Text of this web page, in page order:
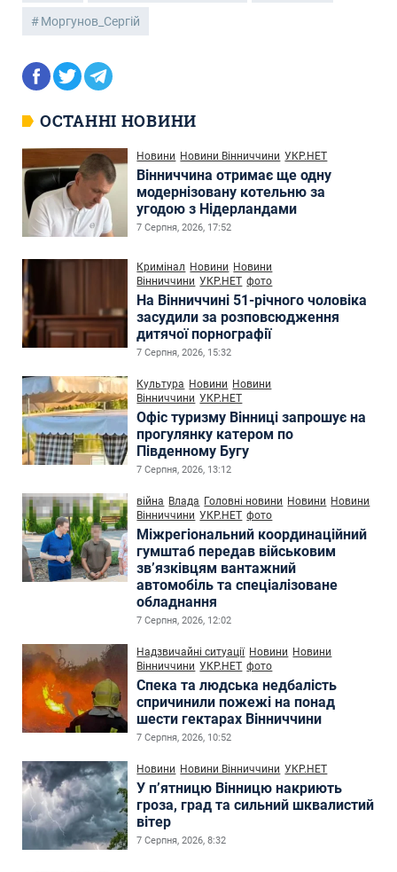
Моргунов_Сергій
ОСТАННІ НОВИНИ
Новини Новини Вінниччини УКР.НЕТ
Вінниччина отримає ще одну
модернізовану котельню за
угодою з Нідерландами
7 Серпня, 2026, 17:52
Кримінал Новини Новини
Вінниччини УКР.НЕТ фото
На Вінниччині 51-річного чоловіка
засудили за розповсюдження
дитячої порнографії
7 Серпня, 2026, 15:32
Культура Новини Новини
Вінниччини УКР.НЕТ
Офіс туризму Вінниці запрошує на
прогулянку катером по
Південному Бугу
7 Серпня, 2026, 13:12
війна Влада Головні новини Новини Новини
Вінниччини УКР.НЕТ фото
Міжрегіональний координаційний
гумштаб передав військовим
зв’язківцям вантажний
автомобіль та спеціалізоване
обладнання
7 Серпня, 2026, 12:02
Надзвичайні ситуації Новини Новини
Вінниччини УКР.НЕТ фото
Спека та людська недбалість
спричинили пожежі на понад
шести гектарах Вінниччини
7 Серпня, 2026, 10:52
Новини Новини Вінниччини УКР.НЕТ
У п’ятницю Вінницю накриють
гроза, град та сильний шквалистий
вітер
7 Серпня, 2026, 8:32